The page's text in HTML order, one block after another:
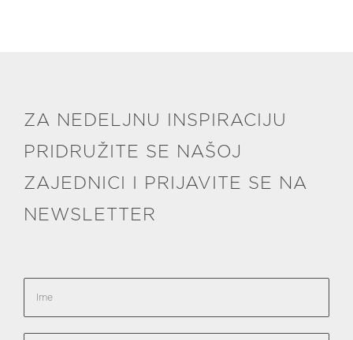
ZA NEDELJNU INSPIRACIJU
PRIDRUŽITE SE NAŠOJ
ZAJEDNICI I PRIJAVITE SE NA
NEWSLETTER